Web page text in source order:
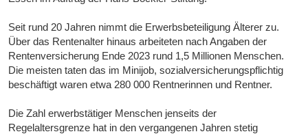
Seit rund 20 Jahren nimmt die Erwerbsbeteiligung Älterer zu.
Über das Rentenalter hinaus arbeiteten nach Angaben der
Rentenversicherung Ende 2023 rund 1,5 Millionen Menschen.
Die meisten taten das im Minijob, sozialversicherungspflichtig
beschäftigt waren etwa 280 000 Rentnerinnen und Rentner.
Die Zahl erwerbstätiger Menschen jenseits der
Regelaltersgrenze hat in den vergangenen Jahren stetig